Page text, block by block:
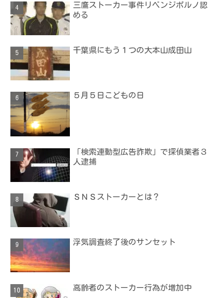
三鷹ストーカー事件リベンジポルノ認
める
千葉県にもう１つの大本山成田山
５月５日こどもの日
「検索連動型広告詐欺」で探偵業者３
人逮捕
ＳＮＳストーカーとは？
浮気調査終了後のサンセット
高齢者のストーカー行為が増加中